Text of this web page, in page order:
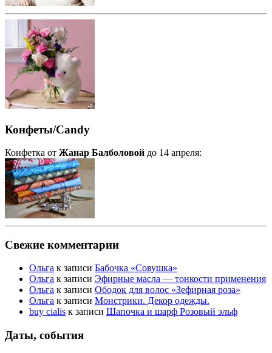
Конфеты/Candy
Конфетка от Жанар Балболовой до 14 апреля:
Свежие комментарии
Ольга к записи Бабочка «Совушка»
Ольга к записи Эфирные масла — тонкости применения
Ольга к записи Ободок для волос «Зефирная роза»
Ольга к записи Монстрики. Декор одежды.
buy cialis к записи Шапочка и шарф Розовый эльф
Даты, события